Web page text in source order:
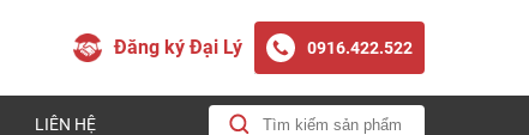
Đăng ký Đại Lý 0916.422.522
LIÊN HỆ